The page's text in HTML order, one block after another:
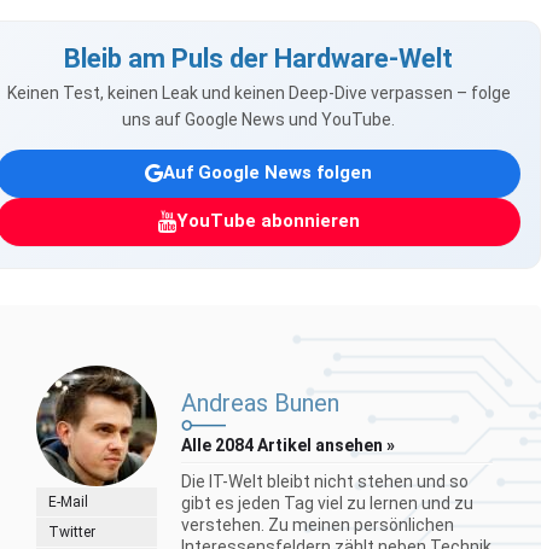
Bleib am Puls der Hardware-Welt
Keinen Test, keinen Leak und keinen Deep-Dive verpassen – folge
uns auf Google News und YouTube.
Auf Google News folgen
YouTube abonnieren
E-Mail
Twitter
Andreas Bunen
Alle 2084 Artikel ansehen »
Die IT-Welt bleibt nicht stehen und so
gibt es jeden Tag viel zu lernen und zu
verstehen. Zu meinen persönlichen